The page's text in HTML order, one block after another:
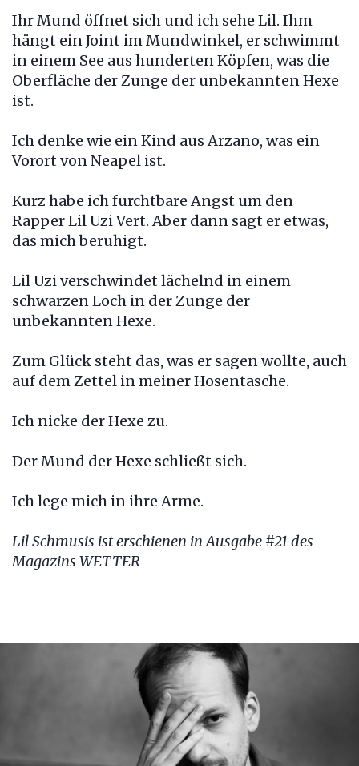
Ihr Mund öffnet sich und ich sehe Lil. Ihm
hängt ein Joint im Mundwinkel, er schwimmt
in einem See aus hunderten Köpfen, was die
Oberfläche der Zunge der unbekannten Hexe
ist.
Ich denke wie ein Kind aus Arzano, was ein
Vorort von Neapel ist.
Kurz habe ich furchtbare Angst um den
Rapper Lil Uzi Vert. Aber dann sagt er etwas,
das mich beruhigt.
Lil Uzi verschwindet lächelnd in einem
schwarzen Loch in der Zunge der
unbekannten Hexe.
Zum Glück steht das, was er sagen wollte, auch
auf dem Zettel in meiner Hosentasche.
Ich nicke der Hexe zu.
Der Mund der Hexe schließt sich.
Ich lege mich in ihre Arme.
Lil Schmusis ist erschienen in Ausgabe #21 des
Magazins WETTER